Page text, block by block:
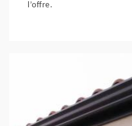
l’offre.